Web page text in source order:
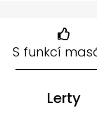
S funkcí
Lerty